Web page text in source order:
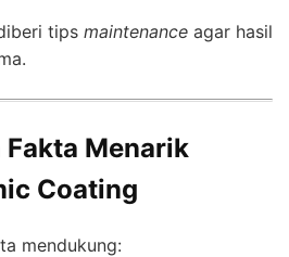
tips maintenance agar hasil
Menarik
Coating
mendukung: